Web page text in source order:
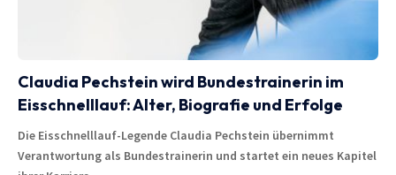
Claudia Pechstein wird Bundestrainerin im
Eisschnelllauf: Alter, Biografie und Erfolge
Die Eisschnelllauf-Legende Claudia Pechstein übernimmt
Verantwortung als Bundestrainerin und startet ein neues Kapitel